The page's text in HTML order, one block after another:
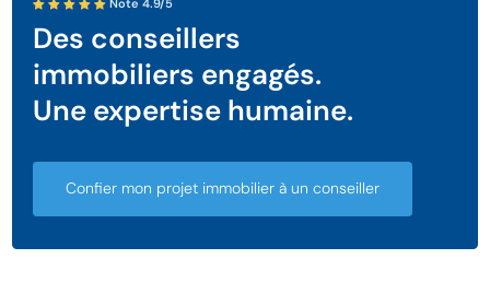
Note 4.9/5
Des conseillers
immobiliers engagés.
Une expertise humaine.
Confier mon projet immobilier à un conseiller